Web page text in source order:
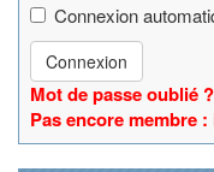
Connexion
Connexion
Mot de passe oublié ?
Pas encore membre